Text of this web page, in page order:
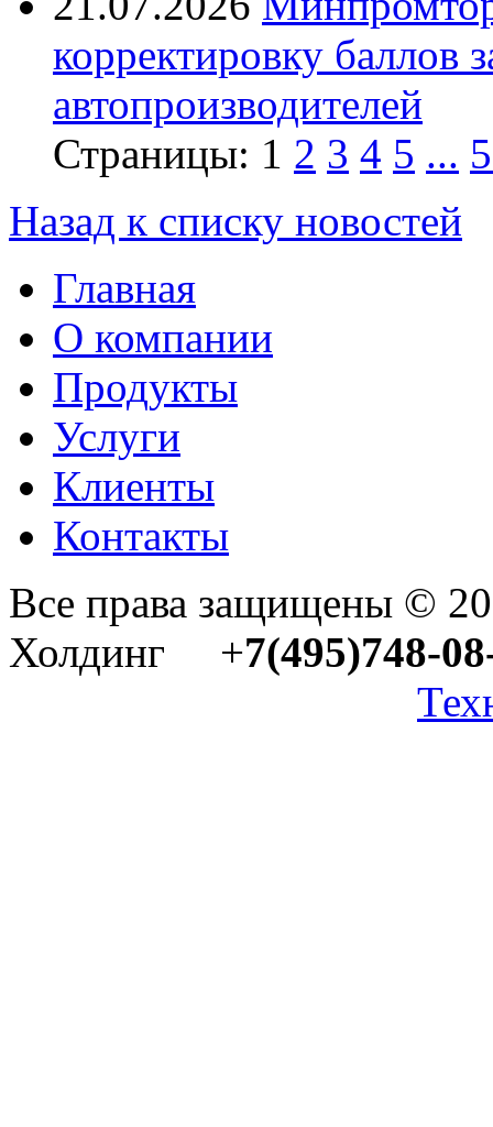
корректировку
автопроизводителей
Страницы: 1 2 3 4 5 ...
Назад к списку новостей
Главная
О компании
Продукты
Услуги
Клиенты
Контакты
Все права защищены ©
Холдинг +7(495)748-